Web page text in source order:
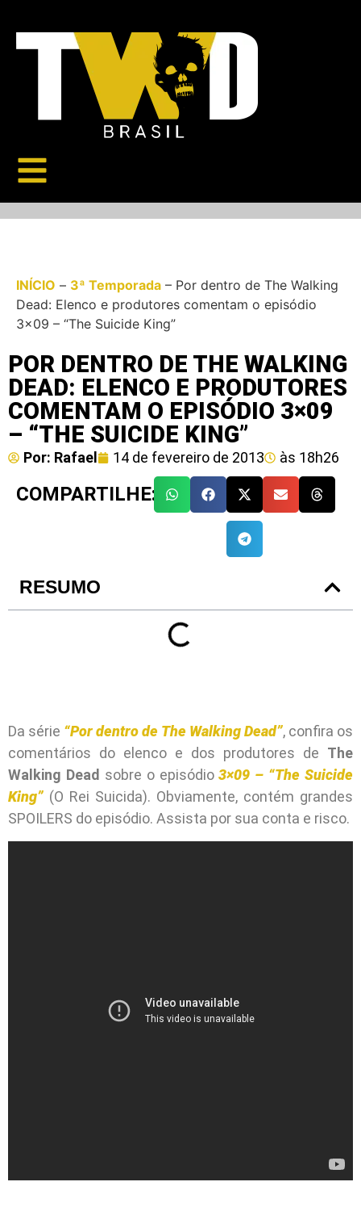
INÍCIO – 3ª Temporada – Por dentro de The Walking
Dead: Elenco e produtores comentam o episódio
3×09 – “The Suicide King”
POR DENTRO DE THE WALKING
DEAD: ELENCO E PRODUTORES
COMENTAM O EPISÓDIO 3×09
– “THE SUICIDE KING”
Por: Rafael 14 de fevereiro de 2013 às 18h26
COMPARTILHE:
RESUMO
Da série “Por dentro de The Walking Dead”, confira os
comentários do elenco e dos produtores de The
Walking Dead sobre o episódio3×09 – “The Suicide
King” (O Rei Suicida). Obviamente, contém grandes
SPOILERS do episódio. Assista por sua conta e risco.